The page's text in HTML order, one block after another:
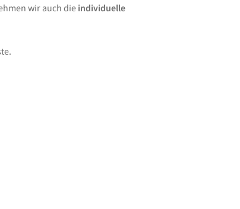
wir auch die individuelle